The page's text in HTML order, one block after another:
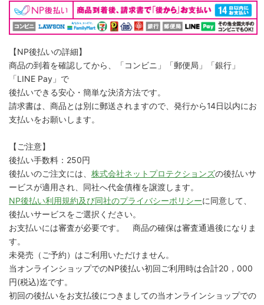
【NP後払いの詳細】
商品の到着を確認してから、「コンビニ」「郵便局」「銀行」
「LINE Pay」で
後払いできる安心・簡単な決済方法です。
請求書は、商品とは別に郵送されますので、発行から14日以内にお
支払いをお願いします。
【ご注意】
後払い手数料：250円
後払いのご注文には、 株式会社ネットプロテクションズの後払いサ
ービスが適用され、同社へ代金債権を譲渡します。
NP後払い利用規約及び同社のプライバシーポリシーに同意して、
後払いサービスをご選択ください。
お支払いには審査が必要です。 商品の確保は審査通過後になりま
す。
未発売（ご予約）はご利用いただけません。
当オンラインショップでのNP後払い初回ご利用時は合計20，000
円(税込)迄です。
初回の後払いをお支払後につきましての当オンラインショップでの